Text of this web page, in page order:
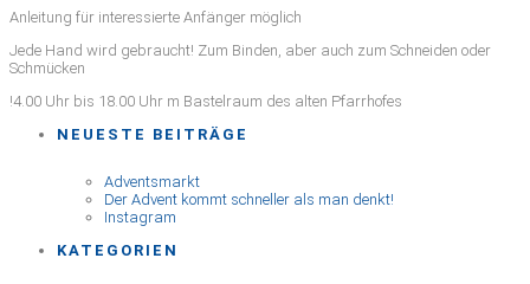
Anleitung für interessierte Anfänger möglich
Jede Hand wird gebraucht! Zum Binden, aber auch zum Schneiden oder
Schmücken
!4.00 Uhr bis 18.00 Uhr m Bastelraum des alten Pfarrhofes
NEUESTE BEITRÄGE
Adventsmarkt
Der Advent kommt schneller als man denkt!
Instagram
KATEGORIEN